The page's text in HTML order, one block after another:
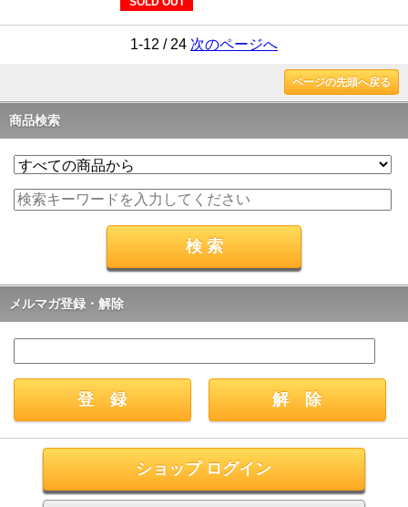
1-12 / 24 次のページへ
ページの先頭へ戻る
商品検索
メルマガ登録・解除
ショップ ログイン